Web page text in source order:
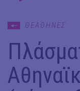
ΘΕΑΘΗΝΕΣ